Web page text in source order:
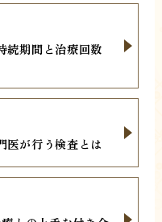
続期間と治療回数
医が行う検査とは